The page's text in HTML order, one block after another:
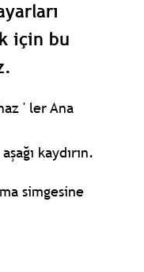
için bu
' ler Ana
kaydırın.
simgesine